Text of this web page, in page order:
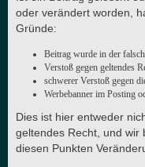
oder verändert worden,
Gründe:
Beitrag wurde in der
Verstoß gegen geltendes
schwerer Verstoß gegen
Werbebanner im Posting
Dies ist hier entweder
geltendes Recht, und wir
diesen Punkten